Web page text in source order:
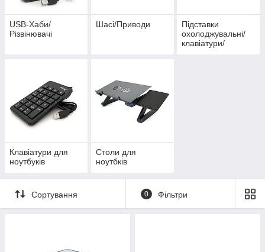
USB-Хаби/
Різвінювачі
Шасі/Приводи
Підставки
охолоджувальні/
клавіатури/
Клавіатури для
ноутбуків
Столи для
ноутбків
Сортування 0 Фільтри